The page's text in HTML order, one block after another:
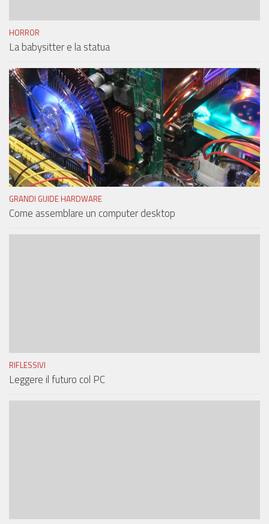
HORROR
La babysitter e la statua
GRANDI GUIDE HARDWARE
Come assemblare un computer desktop
RIFLESSIVI
Leggere il futuro col PC